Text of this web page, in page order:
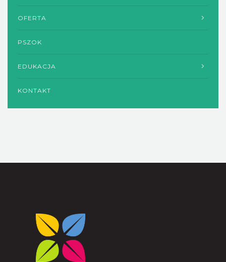
OFERTA
PSZOK
EDUKACJA
KONTAKT